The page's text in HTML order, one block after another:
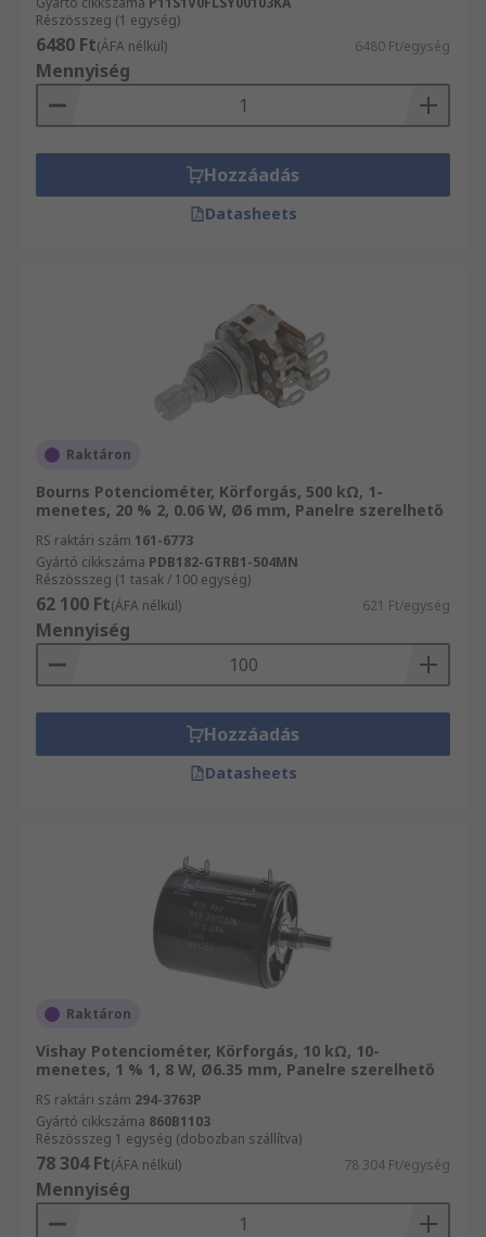
Részösszeg (1 egység)
6480 Ft(ÁFA nélkül) 6480 Ft/egység
Mennyiség
Hozzáadás
Datasheets
Raktáron
Bourns Potenciométer, Körforgás, 500 kΩ, 1-
menetes, 20 % 2, 0.06 W, Ø6 mm, Panelre szerelhető
RS raktári szám 161-6773
Gyártó cikkszáma PDB182-GTRB1-504MN
Részösszeg (1 tasak / 100 egység)
62 100 Ft(ÁFA nélkül) 621 Ft/egység
Mennyiség
Hozzáadás
Datasheets
Raktáron
Vishay Potenciométer, Körforgás, 10 kΩ, 10-
menetes, 1 % 1, 8 W, Ø6.35 mm, Panelre szerelhető
RS raktári szám 294-3763P
Gyártó cikkszáma 860B1103
Részösszeg 1 egység (dobozban szállítva)
78 304 Ft(ÁFA nélkül) 78 304 Ft/egység
Mennyiség